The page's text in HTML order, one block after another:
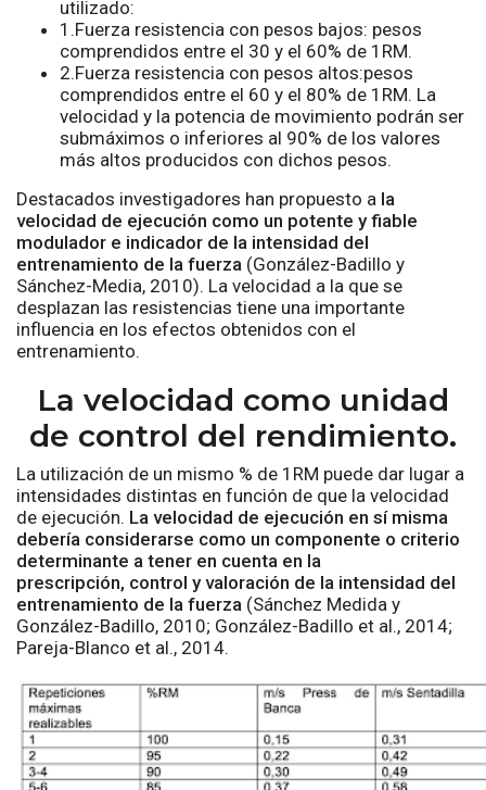
utilizado:
1.Fuerza resistencia con pesos bajos: pesos
comprendidos entre el 30 y el 60% de 1RM.
2.Fuerza resistencia con pesos altos:pesos
comprendidos entre el 60 y el 80% de 1RM. La
velocidad y la potencia de movimiento podrán ser
submáximos o inferiores al 90% de los valores
más altos producidos con dichos pesos.
Destacados investigadores han propuesto a la
velocidad de ejecución como un potente y fiable
modulador e indicador de la intensidad del
entrenamiento de la fuerza (González-Badillo y
Sánchez-Media, 2010). La velocidad a la que se
desplazan las resistencias tiene una importante
influencia en los efectos obtenidos con el
entrenamiento.
La velocidad como unidad
de control del rendimiento.
La utilización de un mismo % de 1RM puede dar lugar a
intensidades distintas en función de que la velocidad
de ejecución. La velocidad de ejecución en sí misma
debería considerarse como un componente o criterio
determinante a tener en cuenta en la
prescripción, control y valoración de la intensidad del
entrenamiento de la fuerza (Sánchez Medida y
González-Badillo, 2010; González-Badillo et al., 2014;
Pareja-Blanco et al., 2014.